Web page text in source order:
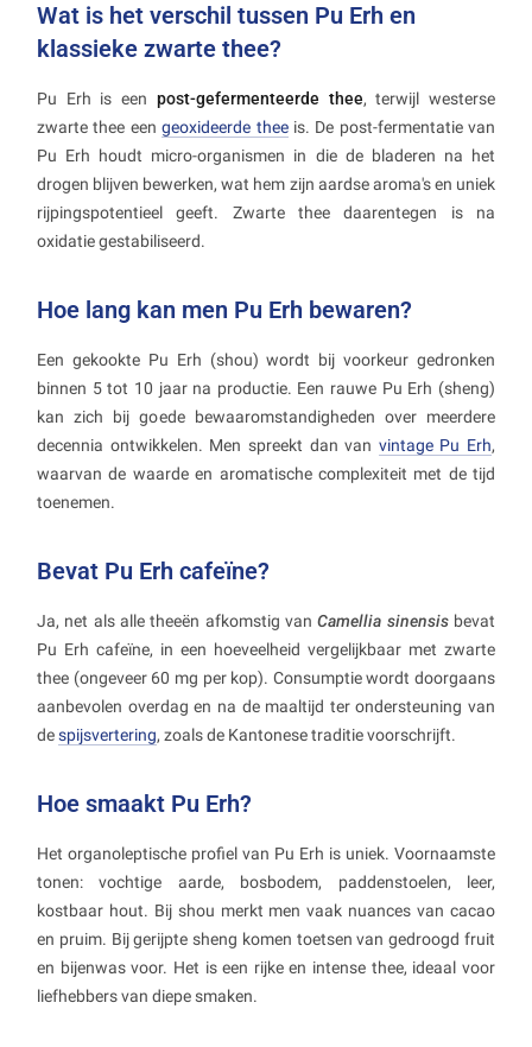
Wat is het verschil tussen Pu Erh en
klassieke zwarte thee?
Pu Erh is een post-gefermenteerde thee, terwijl westerse
zwarte thee eengeoxideerde theeis. De post-fermentatie van
Pu Erh houdt micro-organismen in die de bladeren na het
drogen blijven bewerken, wat hem zijn aardse aroma's en uniek
rijpingspotentieel geeft. Zwarte thee daarentegen is na
oxidatie gestabiliseerd.
Hoe lang kan men Pu Erh bewaren?
Een gekookte Pu Erh (shou) wordt bij voorkeur gedronken
binnen 5 tot 10 jaar na productie. Een rauwe Pu Erh (sheng)
kan zich bij goede bewaaromstandigheden over meerdere
decennia ontwikkelen. Men spreekt dan van vintage Pu Erh,
waarvan de waarde en aromatische complexiteit met de tijd
toenemen.
Bevat Pu Erh cafeïne?
Ja, net als alle theeën afkomstig vanCamellia sinensisbevat
Pu Erh cafeïne, in een hoeveelheid vergelijkbaar met zwarte
thee (ongeveer 60 mg per kop). Consumptie wordt doorgaans
aanbevolen overdag en na de maaltijd ter ondersteuning van
despijsvertering, zoals de Kantonese traditie voorschrijft.
Hoe smaakt Pu Erh?
Het organoleptische profiel van Pu Erh is uniek. Voornaamste
tonen: vochtige aarde, bosbodem, paddenstoelen, leer,
kostbaar hout. Bij shou merkt men vaak nuances van cacao
en pruim. Bij gerijpte sheng komen toetsen van gedroogd fruit
en bijenwas voor. Het is een rijke en intense thee, ideaal voor
liefhebbers van diepe smaken.